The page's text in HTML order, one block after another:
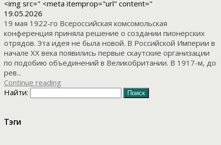
<img src=" <meta itemprop="url" content="
19.05.2026
19 мая 1922-го Всероссийская комсомольская
конференция приняла решение о создании пионерских
отрядов. Эта идея не была новой. В Российской Империи в
начале XX века появились первые скаутские организации
по подобию объединений в Великобритании. В 1917-м, до
рев...
Continue reading
Найти:
Тэги